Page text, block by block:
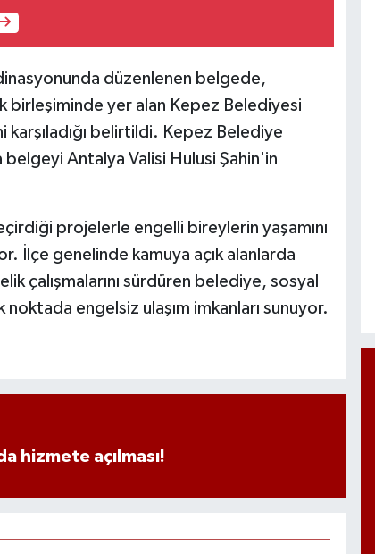
düzenlenen belgede,
yer alan Kepez Belediyesi
karşıladığı belirtildi. Kepez Belediye
Antalya Valisi Hulusi Şahin'in
projelerle engelli bireylerin yaşamını
İlçe genelinde kamuya açık alanlarda
çalışmalarını sürdüren belediye, sosyal
engelsiz ulaşım imkanları sunuyor.
hizmete açılması!